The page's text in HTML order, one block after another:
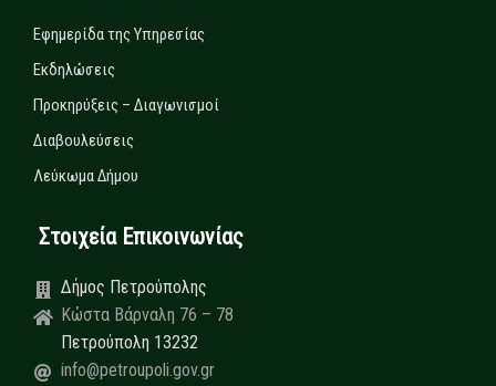
Εφημερίδα της Υπηρεσίας
Εκδηλώσεις
Προκηρύξεις – Διαγωνισμοί
Διαβουλεύσεις
Λεύκωμα Δήμου
Στοιχεία Επικοινωνίας
Δήμος Πετρούπολης
Κώστα Βάρναλη 76 – 78
Πετρούπολη 13232
info@petroupoli.gov.gr